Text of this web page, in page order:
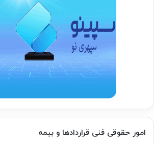
امور حقوقی فنی قراردادها و بیمه